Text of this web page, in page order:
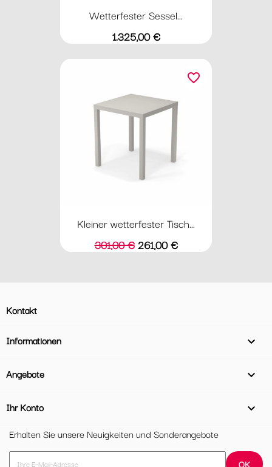
Wetterfester Sessel...
Preis
1.325,00 €
Kleiner wetterfester Tisch...
Verkaufspreis
301,00 € Preis
261,00 €
favorite_border
Kontakt
Informationen 
Angebote 
Ihr Konto

Erhalten Sie unsere Neuigkeiten und Sonderangebote